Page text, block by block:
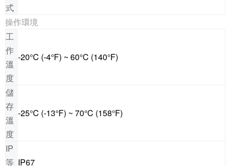
式
操作環境
工
作
溫
度
-20°C (-4°F) ~ 60°C (140°F)
儲
存
溫
度
-25°C (-13°F) ~ 70°C (158°F)
IP
等 IP67